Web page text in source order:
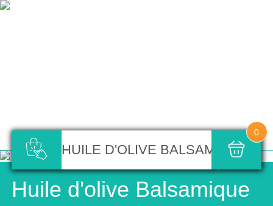
HUILE D'OLIVE BALSAMIQUE
0
Huile d'olive Balsamique